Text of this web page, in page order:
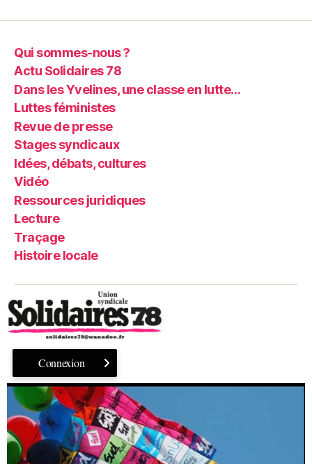
Qui sommes-nous ?
Actu Solidaires 78
Dans les Yvelines, une classe en lutte…
Luttes féministes
Revue de presse
Stages syndicaux
Idées, débats, cultures
Vidéo
Ressources juridiques
Lecture
Traçage
Histoire locale
Connexion